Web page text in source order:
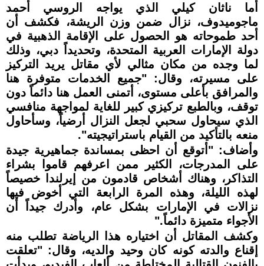
أما ناثان كيلي الذي يواجه الروسي أحمد
ماجوميدوف، نزال ضمن وزن الريشة، فكشف أن
أحد طموحاته هو الحصول على الإقامة الذهبية في
دولة الإمارات العربية المتحدة، وتحديداً دبي، وذلك
لما وجده من مكان مثالي لأي مقاتل يريد التركيز
على مسيرته، وقال: "جميع الخدمات متوفرة هنا
والمرافق بأعلى مستوى، أتمنى العمل هنا دائماً دون
توقف، وبالطبع تركيزي كبير للغاية لمواجهة منافسي
الذي سيحاول سحبي لجعل النزال أرضياً، وسأحاول
منعه بالتأكيد من القيام باستراتيجيته".
وأضاف: "أتوقع أن احظى بمساندة جماهيرية جيدة
على المدرجات، الكثير ممن اعرفهم قاموا بشراء
التذاكر، وهناك أشخاص قادمون من إيرلندا خصيصاً
لهذه الليلة، وهذه المرة الرابعة التي أخوض فيها
نزالات في الإمارات بشكل عام، وأدرك جيداً أن
الأجواء متميزة دائماً."
وكشف المقاتل أن اختياره هذا الرياضة تطلب منه
إقناع والدته كونه كان وحيد والديه، وقال: "تعلقت